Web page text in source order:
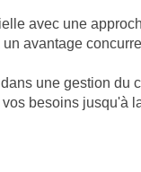
avec une
avantage
une gestion
besoins